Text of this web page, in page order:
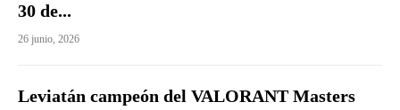
30 de...
26 junio, 2026
Leviatán campeón del VALORANT Masters